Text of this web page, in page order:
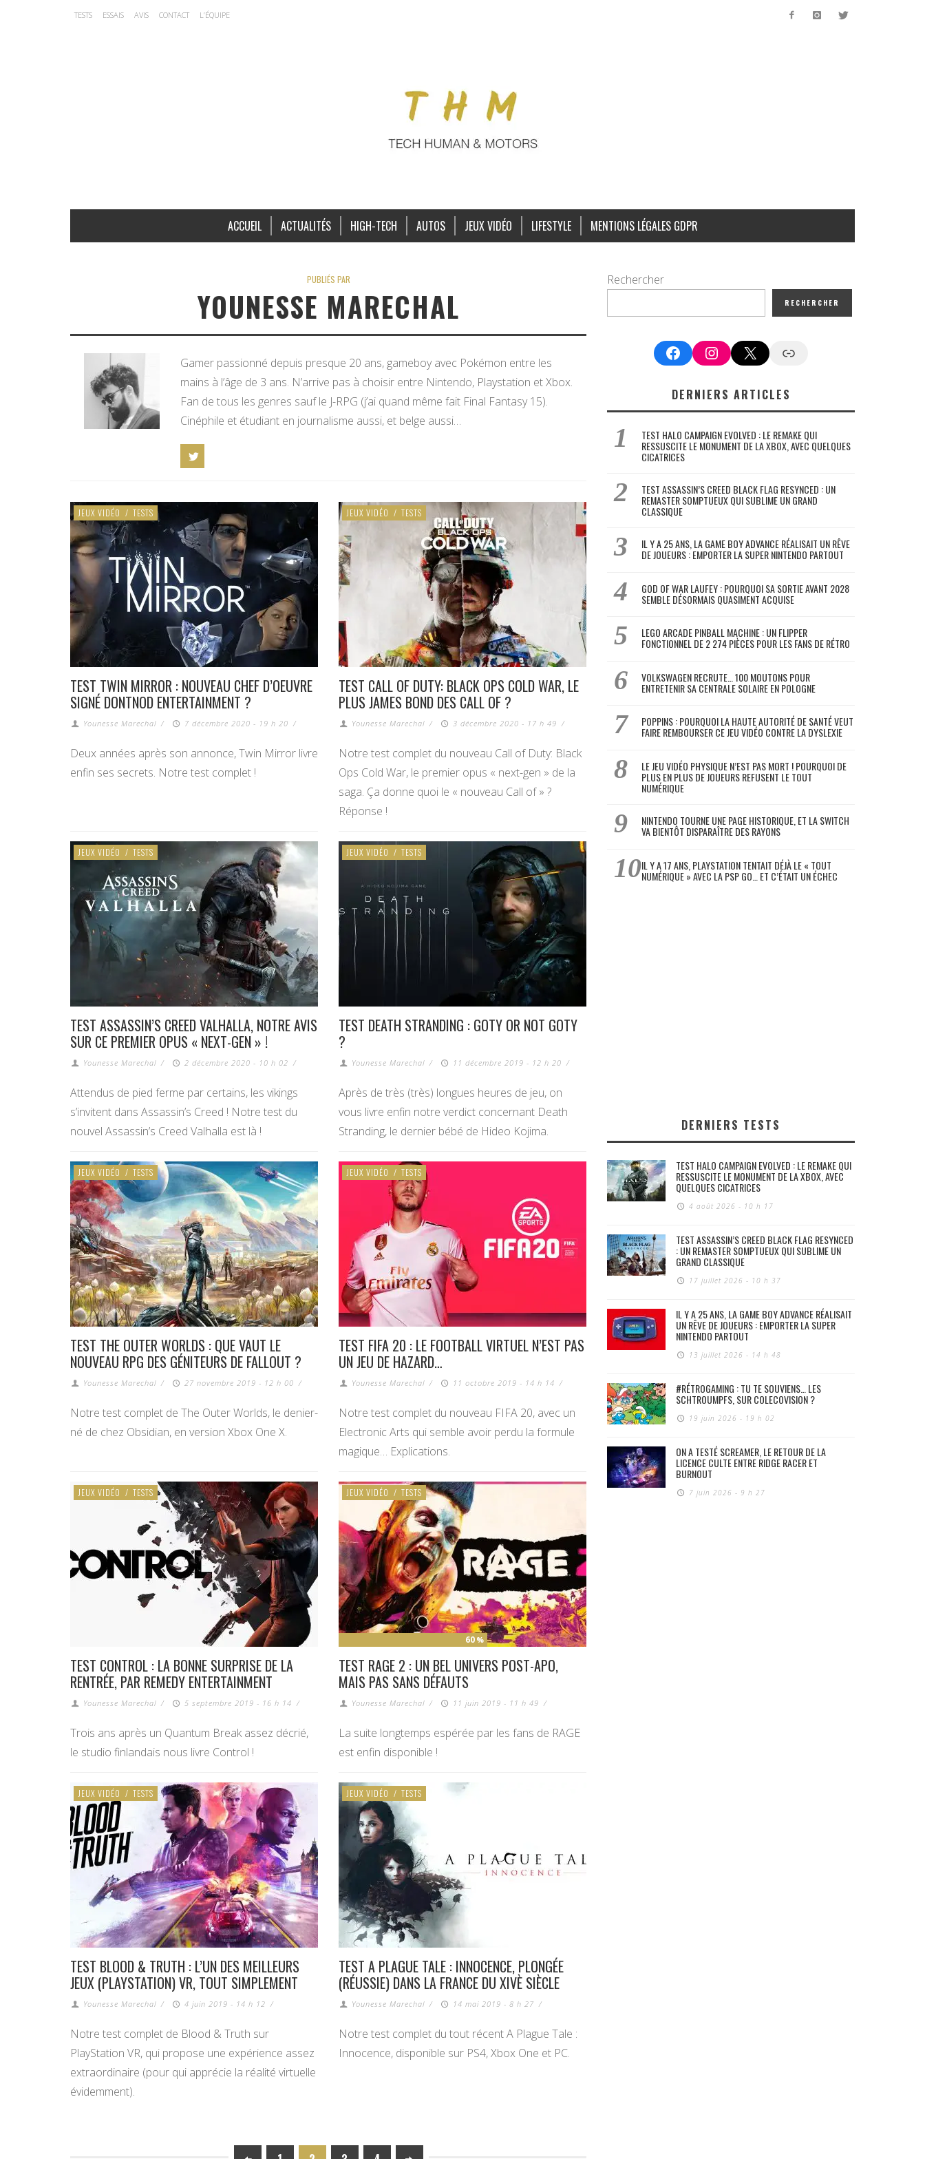
TESTS ESSAIS AVIS CONTACT L’ÉQUIPE
ACCUEIL ACTUALITÉS HIGH-TECH AUTOS JEUX VIDÉO LIFESTYLE MENTIONS LÉGALES GDPR
PUBLIÉS PAR
YOUNESSE MARECHAL
Gamer passionné depuis presque 20 ans, gameboy avec Pokémon entre les
mains à l’âge de 3 ans. N’arrive pas à choisir entre Nintendo, Playstation et Xbox.
Fan de tous les genres sauf le J-RPG (j’ai quand même fait Final Fantasy 15).
Cinéphile et étudiant en journalisme aussi, et belge aussi…
JEUX VIDÉO / TESTS
TEST TWIN MIRROR : NOUVEAU CHEF D’OEUVRE
SIGNÉ DONTNOD ENTERTAINMENT ?
Younesse Marechal / 7 décembre 2020 - 19 h 20 /
Deux années après son annonce, Twin Mirror livre
enfin ses secrets. Notre test complet !
JEUX VIDÉO / TESTS
TEST CALL OF DUTY: BLACK OPS COLD WAR, LE
PLUS JAMES BOND DES CALL OF ?
Younesse Marechal / 3 décembre 2020 - 17 h 49 /
Notre test complet du nouveau Call of Duty: Black
Ops Cold War, le premier opus « next-gen » de la
saga. Ça donne quoi le « nouveau Call of » ?
Réponse !
JEUX VIDÉO / TESTS
TEST ASSASSIN’S CREED VALHALLA, NOTRE AVIS
SUR CE PREMIER OPUS « NEXT-GEN » !
Younesse Marechal / 2 décembre 2020 - 10 h 02 /
Attendus de pied ferme par certains, les vikings
s’invitent dans Assassin’s Creed ! Notre test du
nouvel Assassin’s Creed Valhalla est là !
JEUX VIDÉO / TESTS
TEST DEATH STRANDING : GOTY OR NOT GOTY
?
Younesse Marechal / 11 décembre 2019 - 12 h 20 /
Après de très (très) longues heures de jeu, on
vous livre enfin notre verdict concernant Death
Stranding, le dernier bébé de Hideo Kojima.
JEUX VIDÉO / TESTS
TEST THE OUTER WORLDS : QUE VAUT LE
NOUVEAU RPG DES GÉNITEURS DE FALLOUT ?
Younesse Marechal / 27 novembre 2019 - 12 h 00 /
Notre test complet de The Outer Worlds, le denier-
né de chez Obsidian, en version Xbox One X.
JEUX VIDÉO / TESTS
TEST FIFA 20 : LE FOOTBALL VIRTUEL N’EST PAS
UN JEU DE HAZARD…
Younesse Marechal / 11 octobre 2019 - 14 h 14 /
Notre test complet du nouveau FIFA 20, avec un
Electronic Arts qui semble avoir perdu la formule
magique… Explications.
JEUX VIDÉO / TESTS
TEST CONTROL : LA BONNE SURPRISE DE LA
RENTRÉE, PAR REMEDY ENTERTAINMENT
Younesse Marechal / 5 septembre 2019 - 16 h 14 /
Trois ans après un Quantum Break assez décrié,
le studio finlandais nous livre Control !
60 %
JEUX VIDÉO / TESTS
TEST RAGE 2 : UN BEL UNIVERS POST-APO,
MAIS PAS SANS DÉFAUTS
Younesse Marechal / 11 juin 2019 - 11 h 49 /
La suite longtemps espérée par les fans de RAGE
est enfin disponible !
JEUX VIDÉO / TESTS
TEST BLOOD & TRUTH : L’UN DES MEILLEURS
JEUX (PLAYSTATION) VR, TOUT SIMPLEMENT
Younesse Marechal / 4 juin 2019 - 14 h 12 /
Notre test complet de Blood & Truth sur
PlayStation VR, qui propose une expérience assez
extraordinaire (pour qui apprécie la réalité virtuelle
évidemment).
JEUX VIDÉO / TESTS
TEST A PLAGUE TALE : INNOCENCE, PLONGÉE
(RÉUSSIE) DANS LA FRANCE DU XIVÈ SIÈCLE
Younesse Marechal / 14 mai 2019 - 8 h 27 /
Notre test complet du tout récent A Plague Tale :
Innocence, disponible sur PS4, Xbox One et PC.
Rechercher
RECHERCHER
FacebookInstagram
X Google News
DERNIERS ARTICLES
TEST HALO CAMPAIGN EVOLVED : LE REMAKE QUI
RESSUSCITE LE MONUMENT DE LA XBOX, AVEC QUELQUES
CICATRICES
TEST ASSASSIN’S CREED BLACK FLAG RESYNCED : UN
REMASTER SOMPTUEUX QUI SUBLIME UN GRAND
CLASSIQUE
IL Y A 25 ANS, LA GAME BOY ADVANCE RÉALISAIT UN RÊVE
DE JOUEURS : EMPORTER LA SUPER NINTENDO PARTOUT
GOD OF WAR LAUFEY : POURQUOI SA SORTIE AVANT 2028
SEMBLE DÉSORMAIS QUASIMENT ACQUISE
LEGO ARCADE PINBALL MACHINE : UN FLIPPER
FONCTIONNEL DE 2 274 PIÈCES POUR LES FANS DE RÉTRO
VOLKSWAGEN RECRUTE… 100 MOUTONS POUR
ENTRETENIR SA CENTRALE SOLAIRE EN POLOGNE
POPPINS : POURQUOI LA HAUTE AUTORITÉ DE SANTÉ VEUT
FAIRE REMBOURSER CE JEU VIDÉO CONTRE LA DYSLEXIE
LE JEU VIDÉO PHYSIQUE N’EST PAS MORT ! POURQUOI DE
PLUS EN PLUS DE JOUEURS REFUSENT LE TOUT
NUMÉRIQUE
NINTENDO TOURNE UNE PAGE HISTORIQUE, ET LA SWITCH
VA BIENTÔT DISPARAÎTRE DES RAYONS
IL Y A 17 ANS, PLAYSTATION TENTAIT DÉJÀ LE « TOUT
NUMÉRIQUE » AVEC LA PSP GO… ET C’ÉTAIT UN ÉCHEC
DERNIERS TESTS
TEST HALO CAMPAIGN EVOLVED : LE REMAKE QUI
RESSUSCITE LE MONUMENT DE LA XBOX, AVEC
QUELQUES CICATRICES
4 août 2026 - 10 h 17
TEST ASSASSIN’S CREED BLACK FLAG RESYNCED
: UN REMASTER SOMPTUEUX QUI SUBLIME UN
GRAND CLASSIQUE
17 juillet 2026 - 10 h 37
IL Y A 25 ANS, LA GAME BOY ADVANCE RÉALISAIT
UN RÊVE DE JOUEURS : EMPORTER LA SUPER
NINTENDO PARTOUT
13 juillet 2026 - 14 h 48
#RÉTROGAMING : TU TE SOUVIENS… LES
SCHTROUMPFS, SUR COLECOVISION ?
19 juin 2026 - 19 h 02
ON A TESTÉ SCREAMER, LE RETOUR DE LA
LICENCE CULTE ENTRE RIDGE RACER ET
BURNOUT
7 juin 2026 - 9 h 27